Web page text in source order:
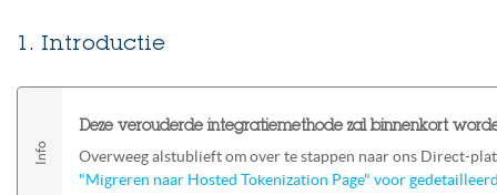
1. Introductie
Deze verouderde integratiemethode zal binnenkort
Overweeg alstublieft om over te stappen naar ons Direct-
"Migreren naar Hosted Tokenization Page" voor